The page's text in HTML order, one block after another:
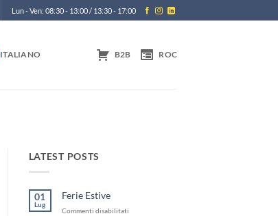
Lun - Ven: 08:30 - 13:00 / 13:30 - 17:00
ITALIANO B2B ROC
LATEST POSTS
01
Lug
Ferie Estive
Commenti disabilitatisu